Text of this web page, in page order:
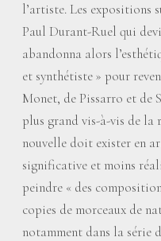
l’artiste. Les expositions
Paul Durant-Ruel qui
abandonna alors
et synthétiste» pour
Monet, de Pissarro et de
plus grand vis-à-vis de la
nouvelle doit exister en
significative et moins
peindre « des
copies de morceaux de
notamment dans la série